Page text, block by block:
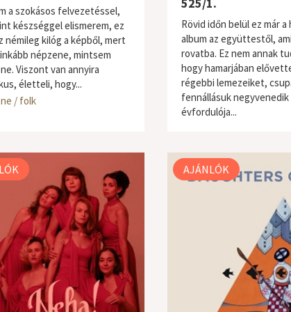
a szokásos felvezetéssel,
készséggel elismerem, ez
némileg kilóg a képből, mert
népzene, mintsem
Viszont van annyira
életteli, hogy...
/ folk
Rövid időn belül ez már a
album az együttestől,
rovatba. Ez nem annak
hogy hamarjában
régebbi lemezeiket,
fennállásuk negyvenedik
évfordulója...
világzene / folk
AJÁNLÓK